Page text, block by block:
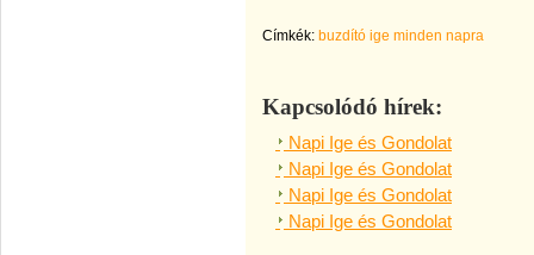
Címkék: buzdító ige minden napra
Kapcsolódó hírek:
Napi Ige és Gondolat
Napi Ige és Gondolat
Napi Ige és Gondolat
Napi Ige és Gondolat